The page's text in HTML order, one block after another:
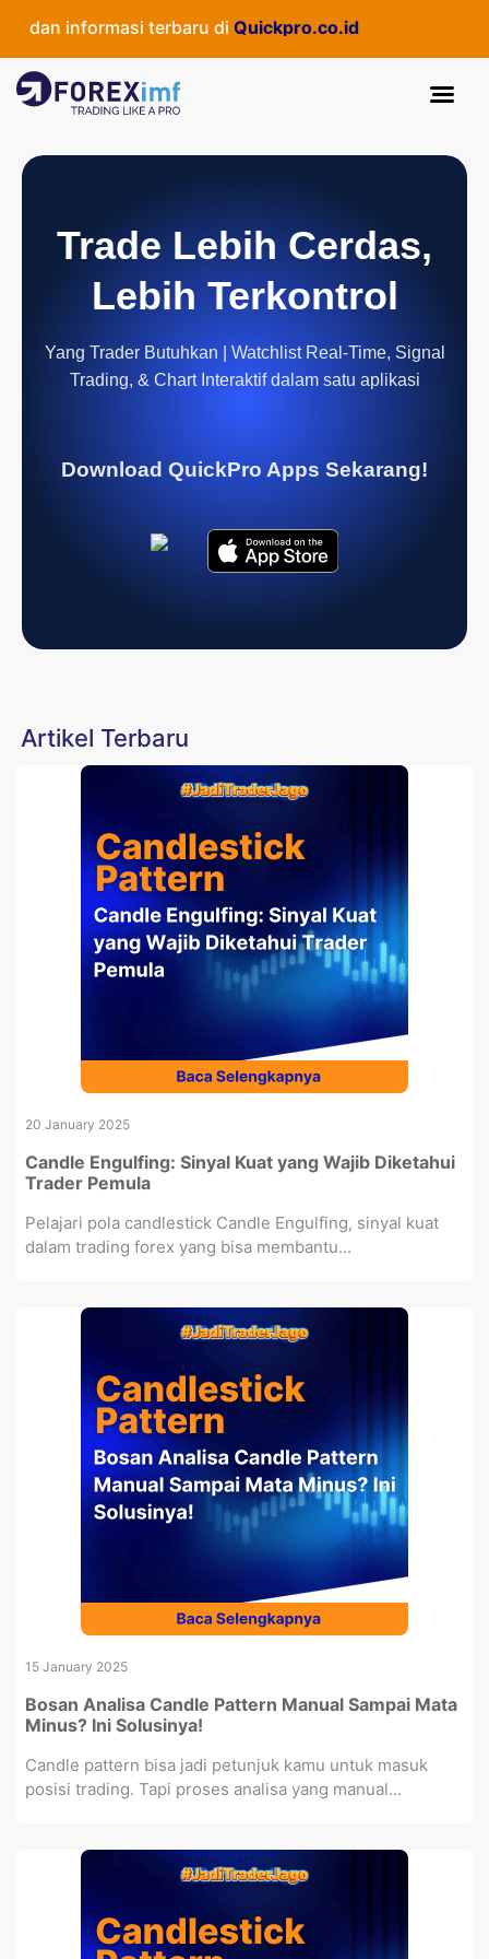
informasi terbaru di Quickpro.co.id
Trade Lebih Cerdas,
Lebih Terkontrol
Yang Trader Butuhkan | Watchlist Real-Time, Signal
Trading, & Chart Interaktif dalam satu aplikasi
Download QuickPro Apps Sekarang!
Artikel Terbaru
20 January 2025
Candle Engulfing: Sinyal Kuat yang Wajib Diketahui
Trader Pemula
Pelajari pola candlestick Candle Engulfing, sinyal kuat
dalam trading forex yang bisa membantu...
15 January 2025
Bosan Analisa Candle Pattern Manual Sampai Mata
Minus? Ini Solusinya!
Candle pattern bisa jadi petunjuk kamu untuk masuk
posisi trading. Tapi proses analisa yang manual...